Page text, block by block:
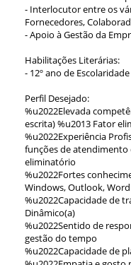
- Interlocutor entre os
Fornecedores,
- Apoio à Gestão da
Habilitações Literárias:
- 12º ano de Escolaridade
Perfil Desejado:
%u2022Elevada
escrita) %u2013 Fator
%u2022Experiência
funções de atendimento
eliminatório
%u2022Fortes
Windows, Outlook,
%u2022Capacidade de
Dinâmico(a)
%u2022Sentido de
gestão do tempo
%u2022Capacidade de